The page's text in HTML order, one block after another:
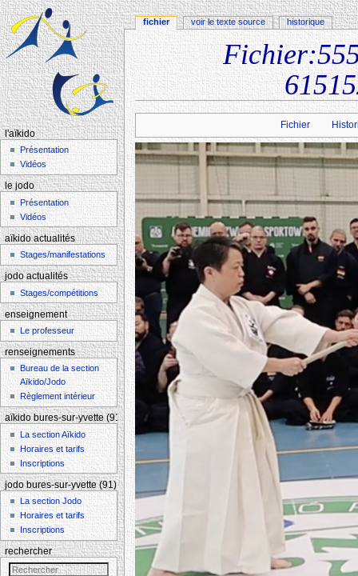
Aller à : navigation , rechercher
Fichier
fichier voir le texte source historique
l'aïkido
Présentation
Vidéos
le jodo
Présentation
Vidéos
aïkido actualités
Stages/manifestations
jodo actualités
Stages/compétitions
enseignement
Le professeur
renseignements
Bureau de la section
Aïkido/Jodo
Règlement intérieur
aïkido bures-sur-yvette (91)
La section Aïkido
Horaires et tarifs
Inscriptions
jodo bures-sur-yvette (91)
La section Jodo
Horaires et tarifs
Inscriptions
rechercher